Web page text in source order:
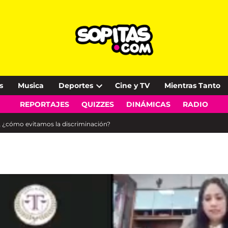
Musica Deportes
Open
dropdown
Cine y TV Mientras Tanto
REPORTAJES QUIZZES DINÁMICAS RADIO
evitamos la discriminación?